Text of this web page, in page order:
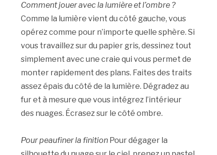
Comment jouer avec la lumière et l’ombre ?
Comme la lumière vient du côté gauche, vous
opérez comme pour n’importe quelle sphère. Si
vous travaillez sur du papier gris, dessinez tout
simplement avec une craie qui vous permet de
monter rapidement des plans. Faites des traits
assez épais du côté de la lumière. Dégradez au
fur et à mesure que vous intégrez l’intérieur
des nuages. Écrasez sur le côté ombre.
Pour peaufiner la finition Pour dégager la